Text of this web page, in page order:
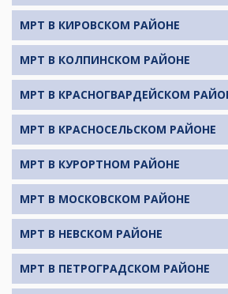
МРТ В КИРОВСКОМ РАЙОНЕ
МРТ В КОЛПИНСКОМ РАЙОНЕ
МРТ В КРАСНОГВАРДЕЙСКОМ
МРТ В КРАСНОСЕЛЬСКОМ РАЙОНЕ
МРТ В КУРОРТНОМ РАЙОНЕ
МРТ В МОСКОВСКОМ РАЙОНЕ
МРТ В НЕВСКОМ РАЙОНЕ
МРТ В ПЕТРОГРАДСКОМ РАЙОНЕ